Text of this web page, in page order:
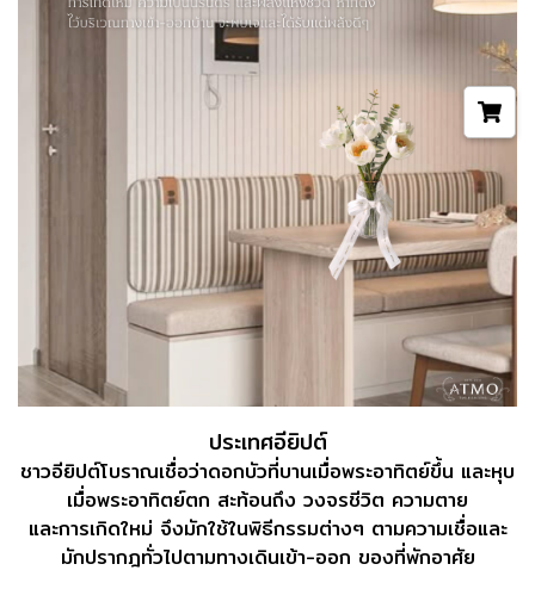
ประเทศอียิปต์
ชาวอียิปต์โบราณเชื่อว่าดอกบัวที่บานเมื่อพระอาทิตย์ขึ้น และหุบ
เมื่อพระอาทิตย์ตก สะท้อนถึง วงจรชีวิต ความตาย
และการเกิดใหม่ จึงมักใช้ในพิธีกรรมต่างๆ ตามความเชื่อและ
มักปรากฎทั่วไปตามทางเดินเข้า-ออก ของที่พักอาศัย